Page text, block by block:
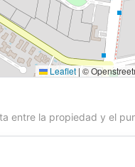
Leaflet | ©
entre la propiedad y el